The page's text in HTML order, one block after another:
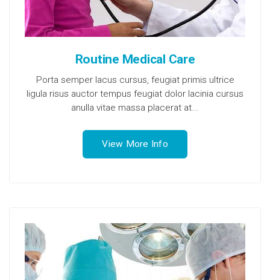
Routine Medical Care
Porta semper lacus cursus, feugiat primis ultrice
ligula risus auctor tempus feugiat dolor lacinia cursus
anulla vitae massa placerat at...
View More Info